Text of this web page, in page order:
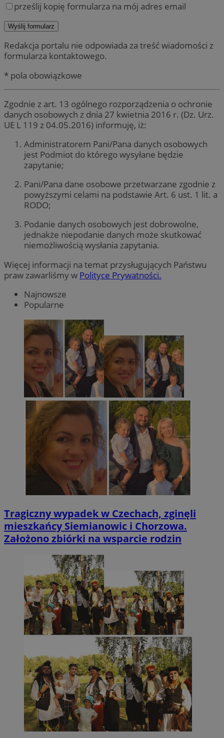
prześlij kopię formularza na mój adres email
Redakcja portalu nie odpowiada za treść wiadomości z
formularza kontaktowego.
* pola obowiązkowe
Zgodnie z art. 13 ogólnego rozporządzenia o ochronie
danych osobowych z dnia 27 kwietnia 2016 r. (Dz. Urz.
UE L 119 z 04.05.2016) informuję, iż:
Administratorem Pani/Pana danych osobowych
jest Podmiot do którego wysyłane będzie
zapytanie;
Pani/Pana dane osobowe przetwarzane zgodnie z
powyższymi celami na podstawie Art. 6 ust. 1 lit. a
RODO;
Podanie danych osobowych jest dobrowolne,
jednakże niepodanie danych może skutkować
niemożliwością wysłania zapytania.
Więcej informacji na temat przysługujących Państwu
praw zawarliśmy w Polityce Prywatności.
Najnowsze
Popularne
Tragiczny wypadek w Czechach, zginęli
mieszkańcy Siemianowic i Chorzowa.
Założono zbiórki na wsparcie rodzin